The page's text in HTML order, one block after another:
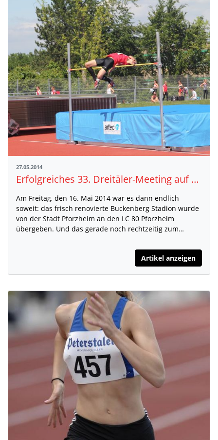
27.05.2014
Erfolgreiches 33. Dreitäler-Meeting auf dem Buckenberg - Neues Stadion eingeweiht
Am Freitag, den 16. Mai 2014 war es dann endlich
soweit: das frisch renovierte Buckenberg Stadion wurde
von der Stadt Pforzheim an den LC 80 Pforzheim
übergeben. Und das gerade noch rechtzeitig zum…
Artikel anzeigen